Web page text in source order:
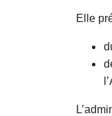
Elle